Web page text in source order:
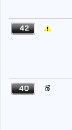
42
40